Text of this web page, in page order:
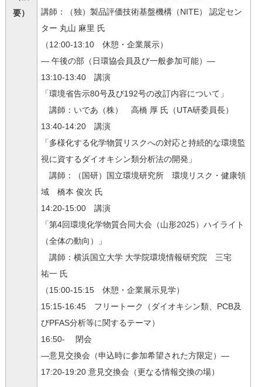
要）
講師：（独）製品評価技術基盤機構（NITE） 認定セン
ター 丸山 麻里 氏
（12:00-13:10 休憩・企業展示）
― 午後の部（日環協会員及び一般参加可能）―
13:10-13:40 講演
「環境省告示80号及び192号の改訂内容について」
講師：いであ（株） 高橋 厚 氏（UTA研委員長）
13:40-14:20 講演
「多様化する化学物質リスクへの対応と持続的な環境監
視に資するダイオキシン類分析法の開発」
講師：（国研）国立環境研究所 環境リスク・健康領
域 橋本 俊次 氏
14:20-15:00 講演
「第4回環境化学物質合同大会（山形2025）ハイライト
（全体の動向）」
講師：横浜国立大学 大学院環境情報研究院 三宅
祐一 氏
（15:00-15:15 休憩・企業展示見学）
15:15-16:45 フリートーク（ダイオキシン類、PCB及
びPFAS分析等に関するテーマ）
16:50- 閉会
―意見交換会（申込時に参加希望された方限定）―
17:20-19:20 意見交換会（更なる情報交換の場）